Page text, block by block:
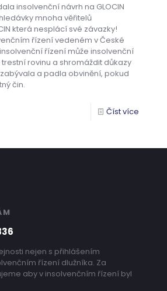
insolvenční návrh na GLOCIN
mnoha věřitelů
která nesplácí své závazky!
řízení vedeném v České
řízení může insolvenční
rovinu a shromáždit důkazy
zabývala a padla obvinění, pokud
čin.
Číst více
nejen s přihlášením
řízení dlužníka. Za
aby v insolvenčním řízení byl